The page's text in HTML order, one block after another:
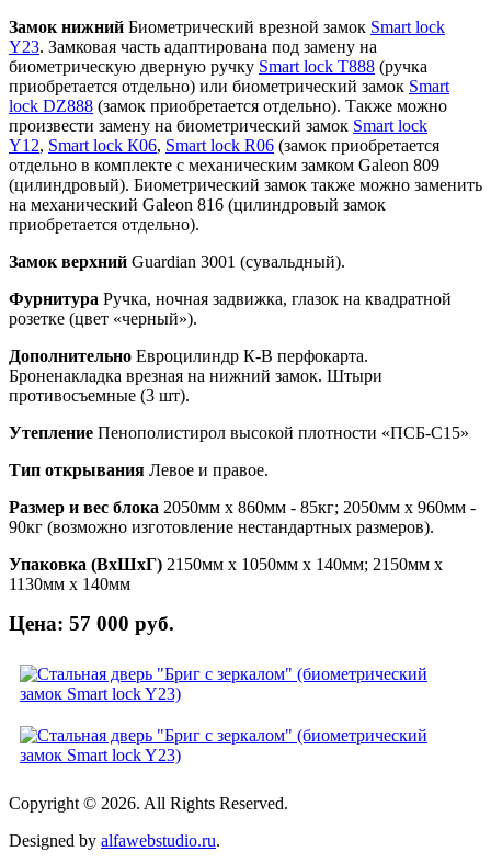
Замок нижний Биометрический врезной замок Smart lock
Y23. Замковая часть адаптирована под замену на
биометрическую дверную ручку Smart lock T888 (ручка
приобретается отдельно) или биометрический замок Smart
lock DZ888 (замок приобретается отдельно). Также можно
произвести замену на биометрический замок Smart lock
Y12, Smart lock К06, Smart lock R06 (замок приобретается
отдельно в комплекте с механическим замком Galeon 809
(цилиндровый). Биометрический замок также можно заменить
на механический Galeon 816 (цилиндровый замок
приобретается отдельно).
Замок верхний Guardian 3001 (сувальдный).
Фурнитура Ручка, ночная задвижка, глазок на квадратной
розетке (цвет «черный»).
Дополнительно Евроцилиндр К-В перфокарта.
Броненакладка врезная на нижний замок. Штыри
противосъемные (3 шт).
Утепление Пенополистирол высокой плотности «ПСБ-С15»
Тип открывания Левое и правое.
Размер и вес блока 2050мм х 860мм - 85кг; 2050мм х 960мм -
90кг (возможно изготовление нестандартных размеров).
Упаковка (ВхШхГ) 2150мм х 1050мм х 140мм; 2150мм х
1130мм х 140мм
Цена: 57 000 руб.
Copyright © 2026. All Rights Reserved.
Designed by alfawebstudio.ru.